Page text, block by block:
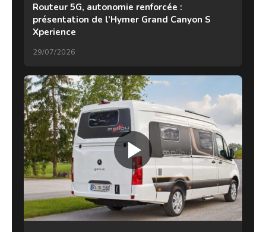
Routeur 5G, autonomie renforcée :
présentation de l’Hymer Grand Canyon S
Xperience
29/07/2026